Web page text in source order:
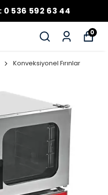
0 536 592 63 44
0
Konveksiyonel Fırınlar